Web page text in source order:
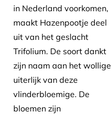
in Nederland voorkomen,
maakt Hazenpootje deel
uit van het geslacht
Trifolium. De soort dankt
zijn naam aan het wollige
uiterlijk van deze
vlinderbloemige. De
bloemen zijn